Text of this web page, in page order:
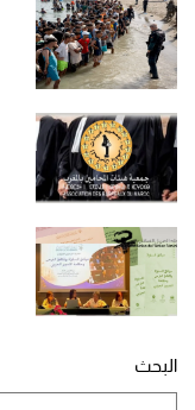
البحث